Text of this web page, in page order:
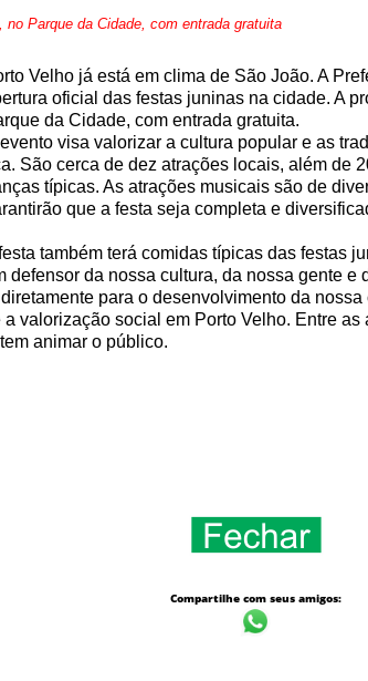
Parque da Cidade, com entrada gratuita
Velho já está em clima de São João. A
oficial das festas juninas na cidade. A
da Cidade, com entrada gratuita.
visa valorizar a cultura popular e as
São cerca de dez atrações locais, além de
típicas. As atrações musicais são de
que a festa seja completa e
também terá comidas típicas das festas
defensor da nossa cultura, da nossa gente
para o desenvolvimento da
valorização social em Porto Velho. Entre
animar o público.
Compartilhe com seus amigos: